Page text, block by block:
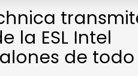
la ESL Intel
de